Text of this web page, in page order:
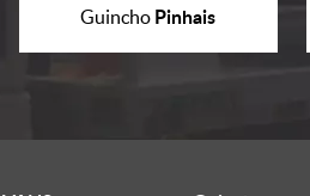
Guincho Pinhais